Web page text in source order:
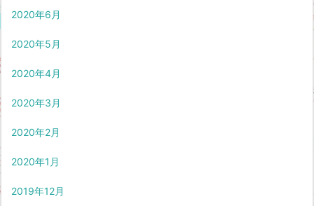
2020年6月
2020年5月
2020年4月
2020年3月
2020年2月
2020年1月
2019年12月